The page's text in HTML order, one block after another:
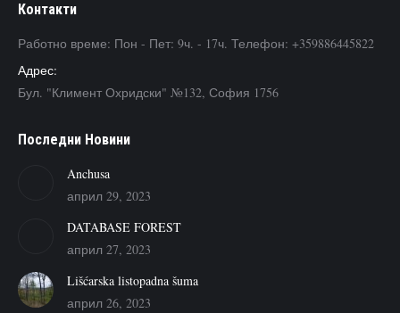
Контакти
Работно време: Пон - Пет: 9ч. - 17ч. Телефон: +359886445822
Адрес:
Бул. "Климент Охридски" №132, София 1756
Последни Новини
Anchusa
април 29, 2023
DATABASE FOREST
април 27, 2023
Lišćarska listopadna šuma
април 26, 2023